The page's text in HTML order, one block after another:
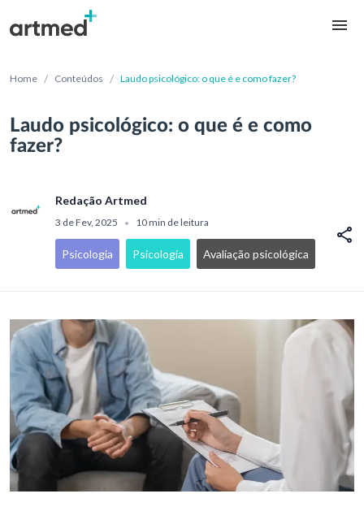
Home / Conteúdos / Laudo psicológico: o que é e como fazer?
Laudo psicológico: o que é e como
fazer?
Redação Artmed
3 de Fev, 2025 • 10 min de leitura
Psicologia Psicologia Avaliação psicológica